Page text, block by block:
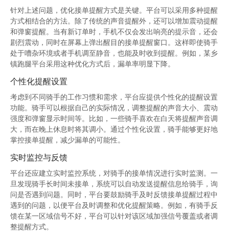
针对上述问题，优化接单提醒方式是关键。平台可以采用多种提醒
方式相结合的方法。除了传统的声音提醒外，还可以增加震动提醒
和弹窗提醒。当有新订单时，手机不仅会发出响亮的提示音，还会
剧烈震动，同时在屏幕上弹出醒目的接单提醒窗口。这样即使骑手
处于嘈杂环境或者手机调至静音，也能及时收到提醒。例如，某乡
镇跑腿平台采用这种优化方式后，漏单率明显下降。
个性化提醒设置
考虑到不同骑手的工作习惯和需求，平台应提供个性化的提醒设置
功能。骑手可以根据自己的实际情况，调整提醒的声音大小、震动
强度和弹窗显示时间等。比如，一些骑手喜欢在白天将提醒声音调
大，而在晚上休息时将其调小。通过个性化设置，骑手能够更好地
掌控接单提醒，减少漏单的可能性。
实时监控与反馈
平台还应建立实时监控系统，对骑手的接单情况进行实时监测。一
旦发现骑手长时间未接单，系统可以自动发送提醒信息给骑手，询
问是否遇到问题。同时，平台要鼓励骑手及时反馈接单提醒过程中
遇到的问题，以便平台及时调整和优化提醒策略。例如，有骑手反
馈在某一区域信号不好，平台可以针对该区域加强信号覆盖或者调
整提醒方式。